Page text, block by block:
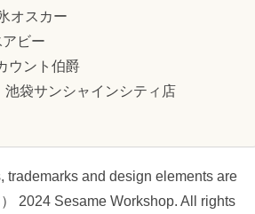
オスカー
ビー
ウント伯爵
袋サンシャインシティ店
trademarks and design elements are
2024 Sesame Workshop. All rights